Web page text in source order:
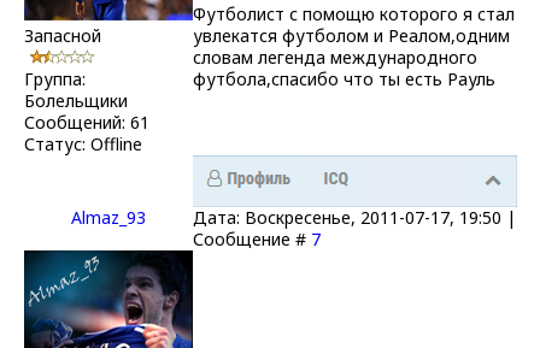
Запасной
Группа:
Болельщики
Сообщений: 61
Статус: Offline
Футболист с помощю которого я стал
увлекатся футболом и Реалом,одним
словам легенда международного
футбола,спасибо что ты есть Рауль
Almaz_93
Дата: Воскресенье, 2011-07-17, 19:50 |
Сообщение # 7